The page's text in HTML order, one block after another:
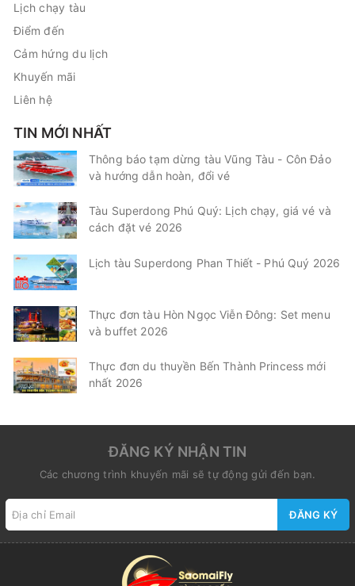
Lịch chạy tàu
Điểm đến
Cảm hứng du lịch
Khuyến mãi
Liên hệ
TIN MỚI NHẤT
Thông báo tạm dừng tàu Vũng Tàu - Côn Đảo
và hướng dẫn hoàn, đổi vé
Tàu Superdong Phú Quý: Lịch chạy, giá vé và
cách đặt vé 2026
Lịch tàu Superdong Phan Thiết - Phú Quý 2026
Thực đơn tàu Hòn Ngọc Viễn Đông: Set menu
và buffet 2026
Thực đơn du thuyền Bến Thành Princess mới
nhất 2026
ĐĂNG KÝ NHẬN TIN
Các chương trình khuyến mãi sẽ tự động gửi đến bạn.
ĐĂNG KÝ